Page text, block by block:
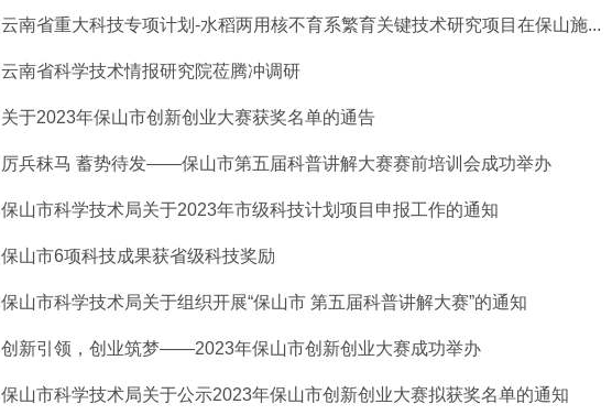
云南省重大科技专项计划-水稻两用核不育系繁育关键技术研究项目在保山施...
云南省科学技术情报研究院莅腾冲调研
关于2023年保山市创新创业大赛获奖名单的通告
厉兵秣马 蓄势待发——保山市第五届科普讲解大赛赛前培训会成功举办
保山市科学技术局关于2023年市级科技计划项目申报工作的通知
保山市6项科技成果获省级科技奖励
保山市科学技术局关于组织开展“保山市 第五届科普讲解大赛”的通知
创新引领，创业筑梦——2023年保山市创新创业大赛成功举办
保山市科学技术局关于公示2023年保山市创新创业大赛拟获奖名单的通知